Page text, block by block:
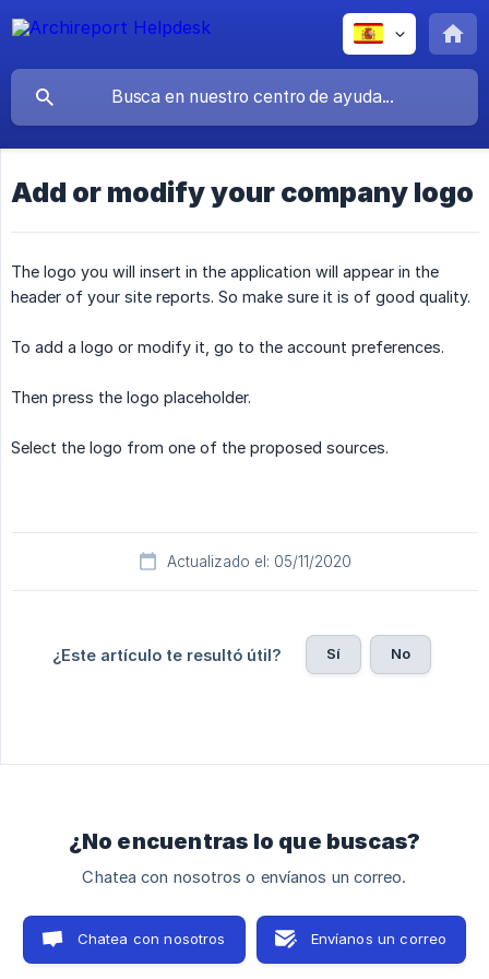
Add or modify your company logo
The logo you will insert in the application will appear in the
header of your site reports. So make sure it is of good quality.
To add a logo or modify it, go to the account preferences.
Then press the logo placeholder.
Select the logo from one of the proposed sources.
Actualizado el: 05/11/2020
¿Este artículo te resultó útil? Sí No
¿No encuentras lo que buscas?
Chatea con nosotros o envíanos un correo.
Chatea con nosotros Envíanos un correo